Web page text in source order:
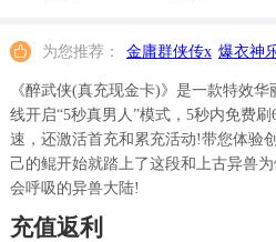
为您推荐： 金庸群侠传x 爆衣神
《醉武侠(真充现金卡)》是一款特效
线开启“5秒真男人”模式，5秒内免费
速，还激活首充和累充活动!带您体验
己的鲲开始就踏上了这段和上古异兽
会呼吸的异兽大陆!
充值返利